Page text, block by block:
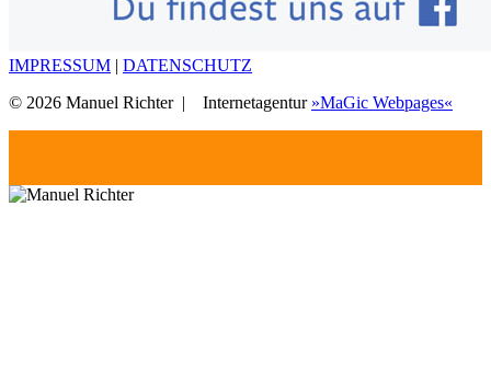
IMPRESSUM | DATENSCHUTZ
© 2026 Manuel Richter |
Internetagentur »MaGic Webpages«